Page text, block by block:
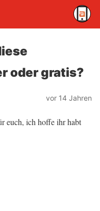
oder gratis?
vor 14 Jahren
euch, ich hoffe ihr habt